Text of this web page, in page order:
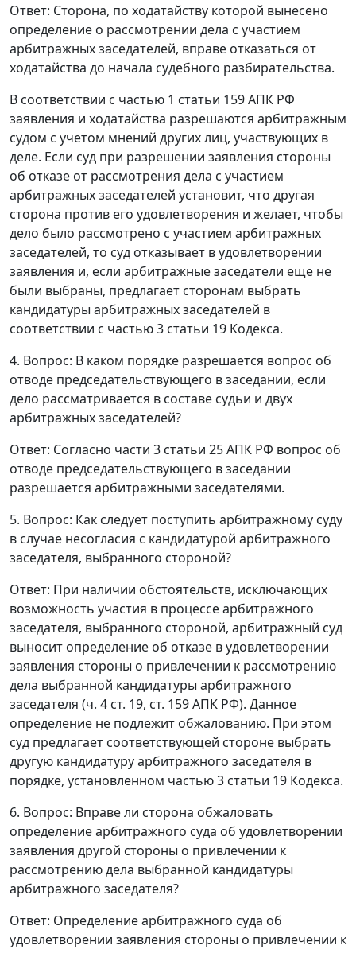
Ответ: Сторона, по ходатайству которой вынесено
определение о рассмотрении дела с участием
арбитражных заседателей, вправе отказаться от
ходатайства до начала судебного разбирательства.
В соответствии с частью 1 статьи 159АПК РФ
заявления и ходатайства разрешаются арбитражным
судом с учетом мнений других лиц, участвующих в
деле. Если суд при разрешении заявления стороны
об отказе от рассмотрения дела с участием
арбитражных заседателей установит, что другая
сторона против его удовлетворения и желает, чтобы
дело было рассмотрено с участием арбитражных
заседателей, то суд отказывает в удовлетворении
заявления и, если арбитражные заседатели еще не
были выбраны, предлагает сторонам выбрать
кандидатуры арбитражных заседателей в
соответствии с частью 3 статьи 19 Кодекса.
4. Вопрос: В каком порядке разрешается вопрос об
отводе председательствующего в заседании, если
дело рассматривается в составе судьи и двух
арбитражных заседателей?
Ответ: Согласно части 3 статьи 25АПК РФ вопрос об
отводе председательствующего в заседании
разрешается арбитражными заседателями.
5. Вопрос: Как следует поступить арбитражному суду
в случае несогласия с кандидатурой арбитражного
заседателя, выбранного стороной?
Ответ: При наличии обстоятельств, исключающих
возможность участия в процессе арбитражного
заседателя, выбранного стороной, арбитражный суд
выносит определение об отказе в удовлетворении
заявления стороны о привлечении к рассмотрению
дела выбранной кандидатуры арбитражного
заседателя (ч. 4 ст. 19, ст. 159АПК РФ). Данное
определение не подлежит обжалованию. При этом
суд предлагает соответствующей стороне выбрать
другую кандидатуру арбитражного заседателя в
порядке, установленном частью 3 статьи 19 Кодекса.
6. Вопрос: Вправе ли сторона обжаловать
определение арбитражного суда об удовлетворении
заявления другой стороны о привлечении к
рассмотрению дела выбранной кандидатуры
арбитражного заседателя?
Ответ: Определение арбитражного суда об
удовлетворении заявления стороны о привлечении к